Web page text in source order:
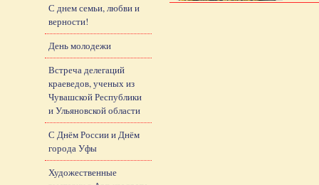
С днем семьи, любви и
верности!
День молодежи
Встреча делегаций
краеведов, ученых из
Чувашской Республики
и Ульяновской области
С Днём России и Днём
города Уфы
Художественные